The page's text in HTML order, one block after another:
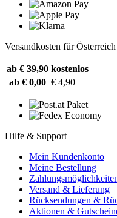
Versandkosten für Österreich
ab € 39,90 kostenlos
ab € 0,00 € 4,90
Hilfe & Support
Mein Kundenkonto
Meine Bestellung
Versand & Lieferung
Rücksendungen &
Aktionen &